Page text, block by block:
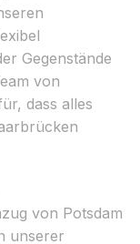
Gegenstände
von
dass alles
von Potsdam
unserer